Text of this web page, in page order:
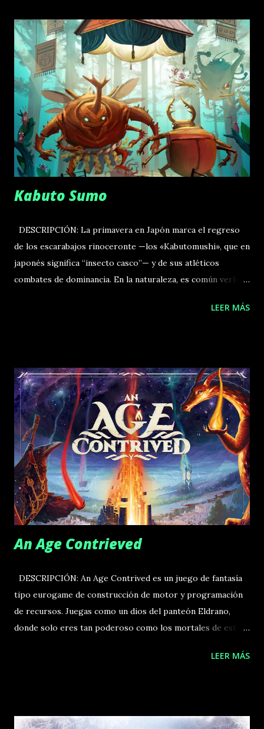
ayudará a completar vuestra tarea, aunque el espacio en la
montaña es limitado... En Mytikas, jugáis como
constructores que deben edificar ciudades y templos en el
Monte Olimpo. Cuanto más arriba construyáis, más
prestigio obtendréis. Necesitaréis producir recursos y
después moverlos por los distintos niveles del Monte
Olimpo. Al hacer ofrendas a los dioses, ganaréis su favor y
os beneficiaréis de sus habilidades especiales. Al final de la
partida, calcularéis vuestros puntos según el luga...
Kabuto Sumo
DESCRIPCIÓN: La primavera en Japón marca el regreso
de los escarabajos rinoceronte —los «Kabutomushi», que en
japonés significa “insecto casco”— y de sus atléticos
combates de dominancia. En la naturaleza, es común verlos
impresionar a otros insectos con sus habilidades de lucha.
ring y por ganarse un lugar en el panteón de los
luchadores legendarios. La jugabilidad de Kabuto Sumo
recuerda a las máquinas arcade de empujar monedas, en las
que colocas estratégicamente monedas esperando que
otras caigan de la plataforma. El juego reproduce una
experiencia similar: debes deslizar fichas de forma
estratégica sobre el tablero para expulsar a los demás
jugadores fuera del ring. Es una emocionante combinación
de destreza, estrategia y suerte. DESCARGAR
REGLAMENTO EN ESPA...
LEER MÁS
An Age Contrieved
DESCRIPCIÓN: An Age Contrived es un juego de fantasía
tipo eurogame de construcción de motor y programación
de recursos. Juegas como un dios del panteón Eldrano,
donde solo eres tan poderoso como los mortales de este
establecerte como la deidad dominante del panteón
un dispositivo de transmutación, que utiliza para canalizar
LEER MÁS